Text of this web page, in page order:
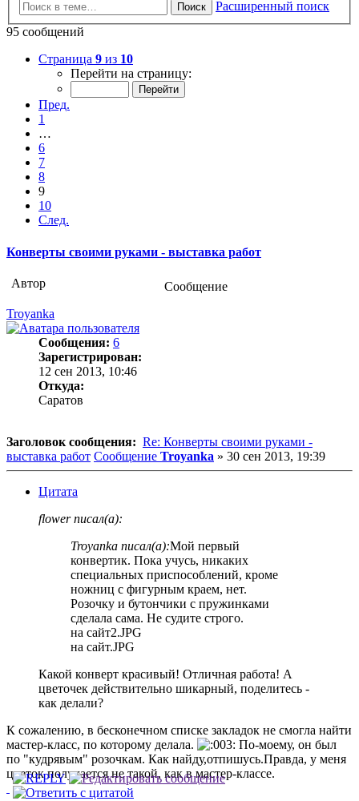
Поиск
Расширенный поиск
95 сообщений
Страница 9 из 10
Перейти на страницу:
Пред.
1
…
6
7
8
9
10
След.
Конверты своими руками - выставка работ
Автор
Сообщение
Troyanka
Сообщения: 6
Зарегистрирован:
12 сен 2013, 10:46
Откуда:
Саратов
Заголовок сообщения: Re: Конверты своими руками -
выставка работ Сообщение Troyanka » 30 сен 2013, 19:39
Цитата
flower писал(а):
Troyanka писал(а):Мой первый
конвертик. Пока учусь, никаких
специальных приспособлений, кроме
ножниц с фигурным краем, нет.
Розочку и бутончики с пружинками
сделала сама. Не судите строго.
на сайт2.JPG
на сайт.JPG
Какой конверт красивый! Отличная работа! А
цветочек действительно шикарный, поделитесь -
как делали?
К сожалению, в бесконечном списке закладок не смогла найти
мастер-класс, по которому делала.
По-моему, он был
по "кудрявым" розочкам. Как найду,отпишусь.Правда, у меня
цветок получается не такой, как в мастер-классе.